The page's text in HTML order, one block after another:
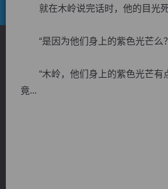
就在木岭说完话时，他的目光死
“是因为他们身上的紫色光芒么
“木岭，他们身上的紫色光芒有
竟...